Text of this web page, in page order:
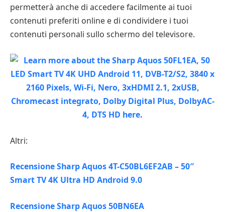
permetterà anche di accedere facilmente ai tuoi
contenuti preferiti online e di condividere i tuoi
contenuti personali sullo schermo del televisore.
Altri:
Recensione Sharp Aquos 4T-C50BL6EF2AB – 50″
Smart TV 4K Ultra HD Android 9.0
Recensione Sharp Aquos 50BN6EA